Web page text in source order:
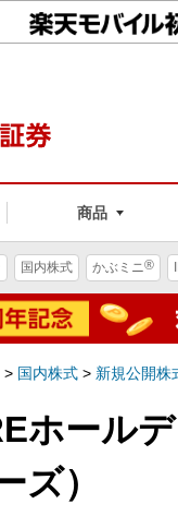
商品
国内株式 かぶミニ®
> 国内株式 > 新規公開株
ホール
ズ）